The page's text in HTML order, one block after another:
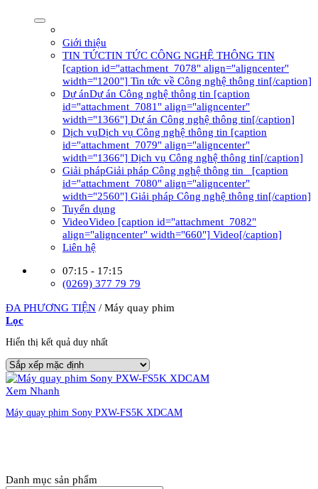
Giới thiệu
TIN TỨCTIN TỨC CÔNG NGHỆ THÔNG TIN
[caption id="attachment_7078" align="aligncenter"
width="1200"] Tin tức về Công nghệ thông tin[/caption]
Dự ánDự án Công nghệ thông tin [caption
id="attachment_7081" align="aligncenter"
width="1366"] Dự án Công nghệ thông tin[/caption]
Dịch vụDịch vụ Công nghệ thông tin [caption
id="attachment_7079" align="aligncenter"
width="1366"] Dịch vụ Công nghệ thông tin[/caption]
Giải phápGiải pháp Công nghệ thông tin [caption
id="attachment_7080" align="aligncenter"
width="2560"] Giải pháp Công nghệ thông tin[/caption]
Tuyển dụng
VideoVideo [caption id="attachment_7082"
align="aligncenter" width="660"] Video[/caption]
Liên hệ
07:15 - 17:15
(0269) 377 79 79
ĐA PHƯƠNG TIỆN / Máy quay phim
Lọc
Hiển thị kết quả duy nhất
Xem Nhanh
Máy quay phim Sony PXW-FS5K XDCAM
Danh mục sản phẩm